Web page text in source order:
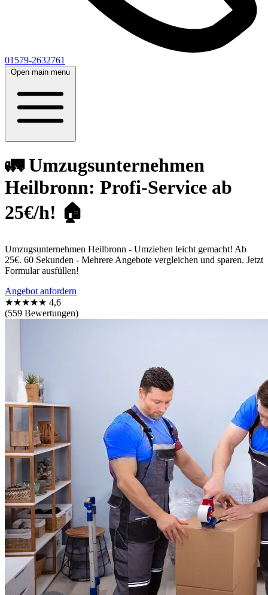
01579-2632761
Open main menu
🚛 Umzugsunternehmen
Heilbronn: Profi-Service ab
25€/h! 🏠
Umzugsunternehmen Heilbronn - Umziehen leicht gemacht! Ab
25€. 60 Sekunden - Mehrere Angebote vergleichen und sparen. Jetzt
Formular ausfüllen!
Angebot anfordern
★★★★★ 4,6
(559 Bewertungen)